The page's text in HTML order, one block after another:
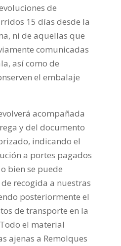
de
15 días desde la
ni de aquellas que
comunicadas
así como de
el embalaje
acompañada
y del documento
indicando el
a portes pagados
bien se puede
recogida a nuestras
posteriormente el
de transporte en la
el material
ajenas a Remolques